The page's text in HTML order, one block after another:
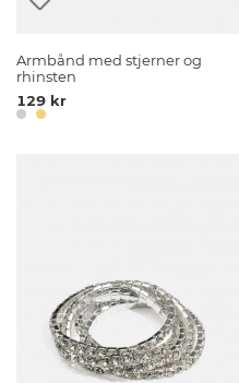
Armbånd med stjerner og
rhinsten
129 kr